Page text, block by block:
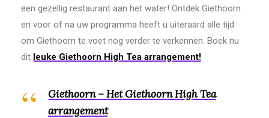
een gezellig restaurant aan het water! Ontdek Giethoorn
en voor of na uw programma heeft u uiteraard alle tijd
om Giethoorn te voet nog verder te verkennen. Boek nu
dit leuke Giethoorn High Tea arrangement!
Giethoorn – Het Giethoorn High Tea
arrangement